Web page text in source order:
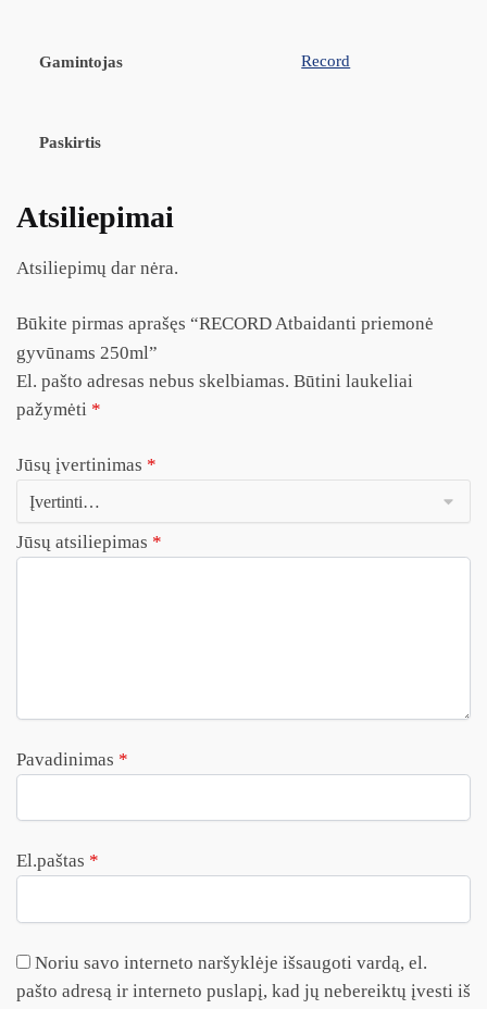
Gamintojas Record
Paskirtis
Atsiliepimai
Atsiliepimų dar nėra.
Būkite pirmas aprašęs “RECORD Atbaidanti priemonė
gyvūnams 250ml”
El. pašto adresas nebus skelbiamas. Būtini laukeliai
pažymėti *
Jūsų įvertinimas *
Jūsų atsiliepimas *
Pavadinimas *
El.paštas *
Noriu savo interneto naršyklėje išsaugoti vardą, el.
pašto adresą ir interneto puslapį, kad jų nebereiktų įvesti iš